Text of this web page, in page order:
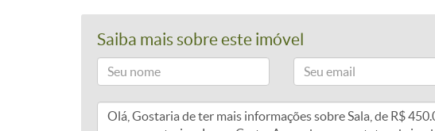
Saiba mais sobre este imóvel